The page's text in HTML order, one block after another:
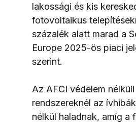
lakossági és kis
fotovoltaikus
százalék alatt marad a
Europe 2025-ös piaci
szerint.
Az AFCI védelem nélküli
rendszereknél az
nélkül haladnak, amíg a